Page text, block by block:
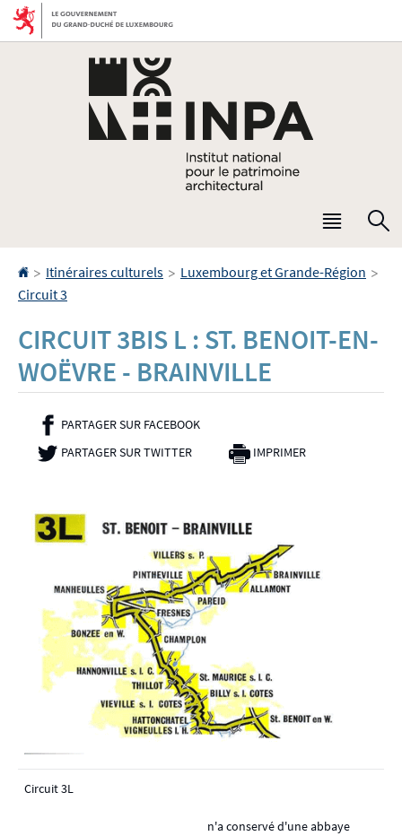
Aller
Aller
Menu
Accueil
> Itinéraires culturels > Luxembourg et Grande-Région >
Circuit 3
CIRCUIT 3BIS L : ST. BENOIT-EN-
WOËVRE - BRAINVILLE
PARTAGER SUR FACEBOOK- NOUVELLE FENÊTRE
PARTAGER SUR TWITTER- NOUVELLE FENÊTRE
IMPRIMER
Circuit 3L
n'a conservé d'une abbaye